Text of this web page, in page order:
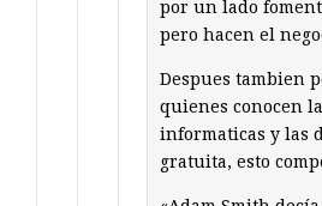
por un lado
pero hacen el
Despues tambien
quienes conocen
informaticas y las
gratuita, esto